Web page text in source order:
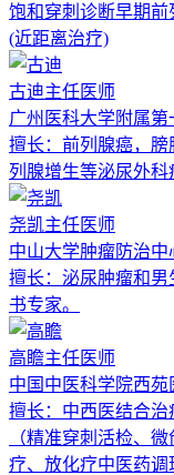
饱和穿刺诊断早期
(近距离治疗)
古迪主任医师
广州医科大学附属第
擅长： 前列腺癌，膀
列腺增生等泌尿外科
尧凯主任医师
中山大学肿瘤防治中
擅长： 泌尿肿瘤和男
书专家。
高瞻主任医师
中国中医科学院西苑
擅长： 中西医结合
（精准穿刺活检、
疗、放化疗中医药